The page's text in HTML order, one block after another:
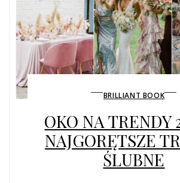
BRILLIANT BOOK
OKO NA TRENDY
NAJGORĘTSZE
ŚLUBNE